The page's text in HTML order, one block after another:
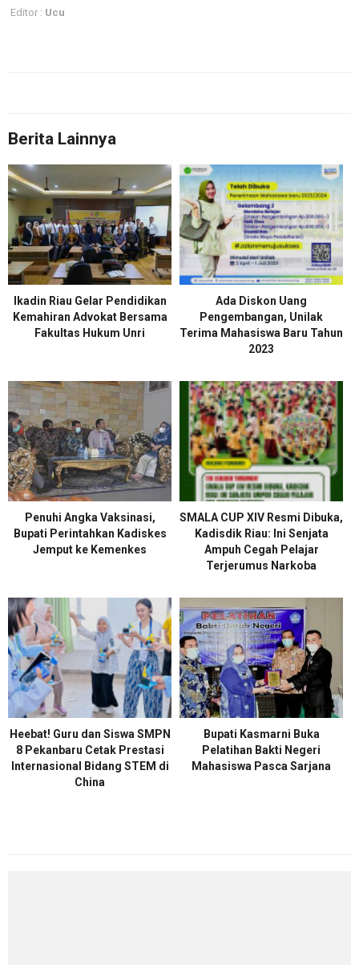
Editor : Ucu
Berita Lainnya
Ikadin Riau Gelar Pendidikan
Kemahiran Advokat Bersama
Fakultas Hukum Unri
Ada Diskon Uang
Pengembangan, Unilak
Terima Mahasiswa Baru Tahun
2023
Penuhi Angka Vaksinasi,
Bupati Perintahkan Kadiskes
Jemput ke Kemenkes
SMALA CUP XIV Resmi Dibuka,
Kadisdik Riau: Ini Senjata
Ampuh Cegah Pelajar
Terjerumus Narkoba
Heebat! Guru dan Siswa SMPN
8 Pekanbaru Cetak Prestasi
Internasional Bidang STEM di
China
Bupati Kasmarni Buka
Pelatihan Bakti Negeri
Mahasiswa Pasca Sarjana